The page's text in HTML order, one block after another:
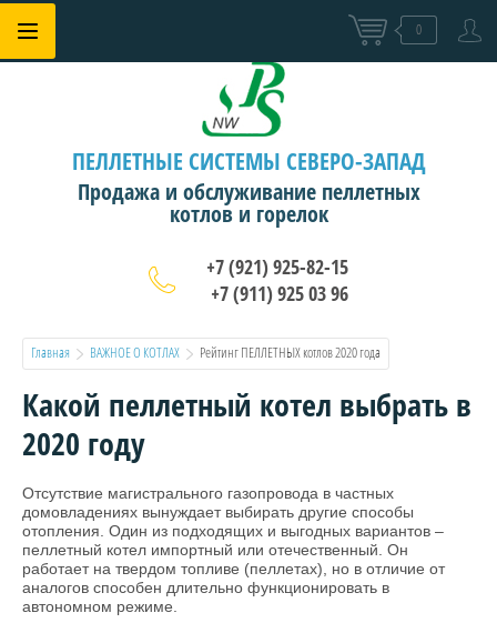
0
ПЕЛЛЕТНЫЕ СИСТЕМЫ СЕВЕРО-ЗАПАД
Продажа и обслуживание пеллетных
котлов и горелок
+7 (921) 925-82-15
+7 (911) 925 03 96
Главная ВАЖНОЕ О КОТЛАХ
  Рейтинг ПЕЛЛЕТНЫХ котлов 2020 года
Какой пеллетный котел выбрать в
2020 году
Отсутствие магистрального газопровода в частных
домовладениях вынуждает выбирать другие способы
отопления. Один из подходящих и выгодных вариантов –
пеллетный котел импортный или отечественный. Он
работает на твердом топливе (пеллетах), но в отличие от
аналогов способен длительно функционировать в
автономном режиме.